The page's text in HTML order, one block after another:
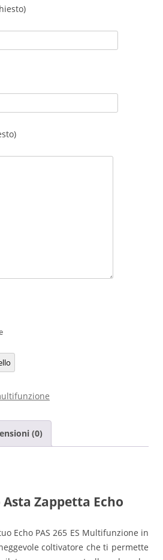
(0)
Zappetta Echo
Echo PAS 265 ES Multifunzione in
coltivatore che ti permette